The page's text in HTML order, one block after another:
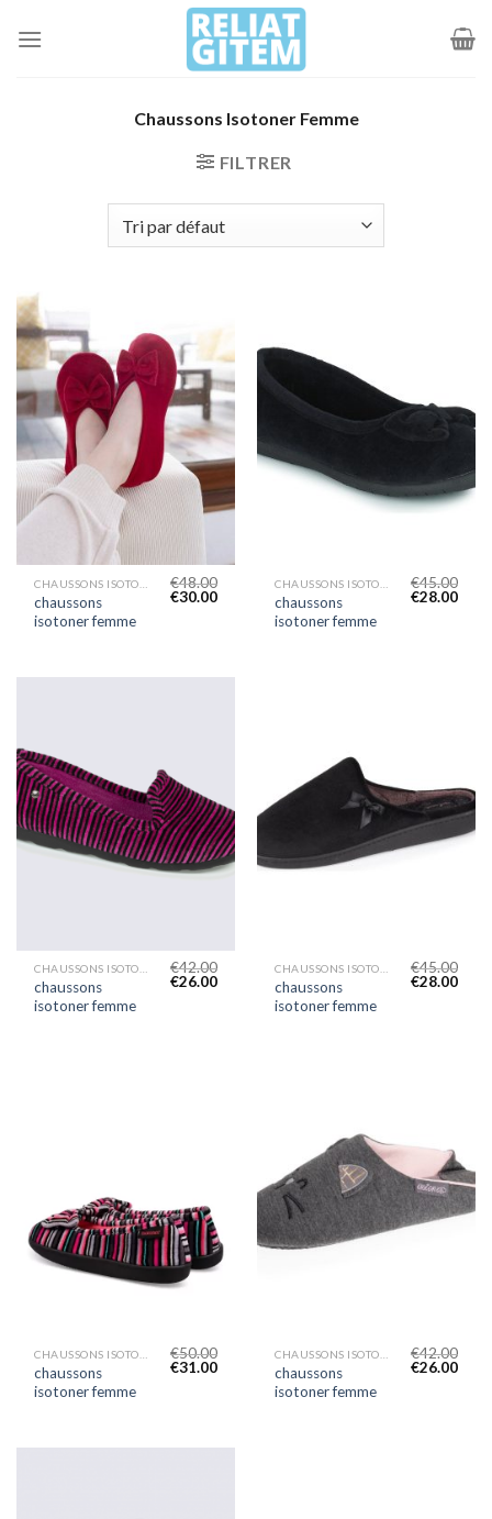
Chaussons Isotoner Femme
FILTRER
chaussons
isotoner femme
€48.00
€30.00
chaussons
isotoner femme
€45.00
€28.00
chaussons
isotoner femme
€42.00
€26.00
chaussons
isotoner femme
€45.00
€28.00
chaussons
isotoner femme
€50.00
€31.00
chaussons
isotoner femme
€42.00
€26.00